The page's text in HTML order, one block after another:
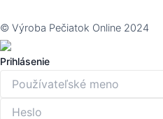
© Výroba Pečiatok Online 2024
Prihlásenie